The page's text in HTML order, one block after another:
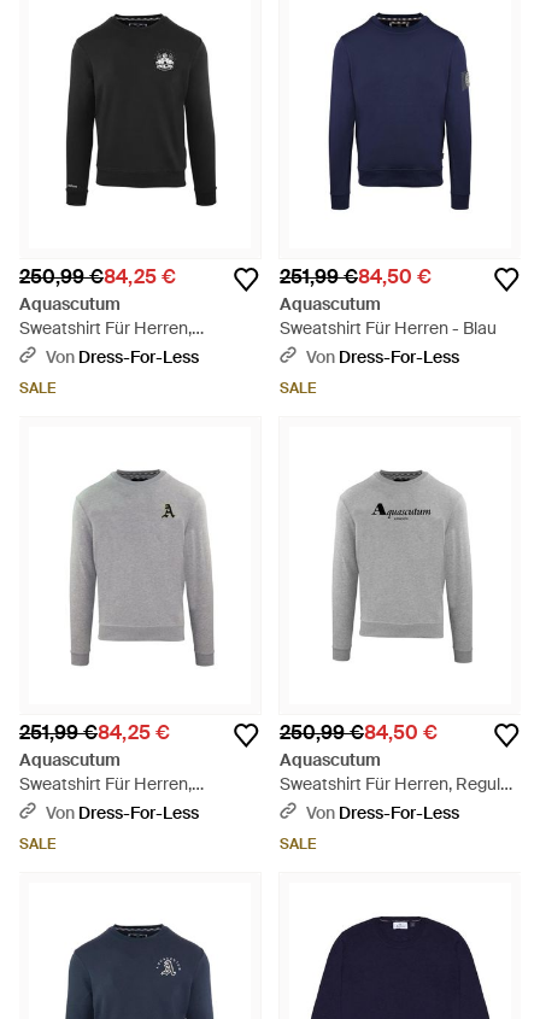
250,99 €84,25 €
Aquascutum
Sweatshirt Für Herren,
Rundhalsausschnitt - Schwarz
Von Dress-For-Less
SALE
251,99 €84,50 €
Aquascutum
Sweatshirt Für Herren - Blau
Von Dress-For-Less
SALE
251,99 €84,25 €
Aquascutum
Sweatshirt Für Herren,
Rundhalsausschnitt,
Von Dress-For-Less
SALE
250,99 €84,50 €
Aquascutum
Sweatshirt Für Herren, Regulär
- Grau
Von Dress-For-Less
SALE